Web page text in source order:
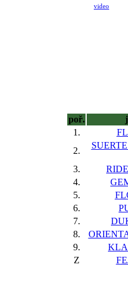
video
poř.
1.
2.
3.
4.
5.
6.
7.
8.
9.
Z